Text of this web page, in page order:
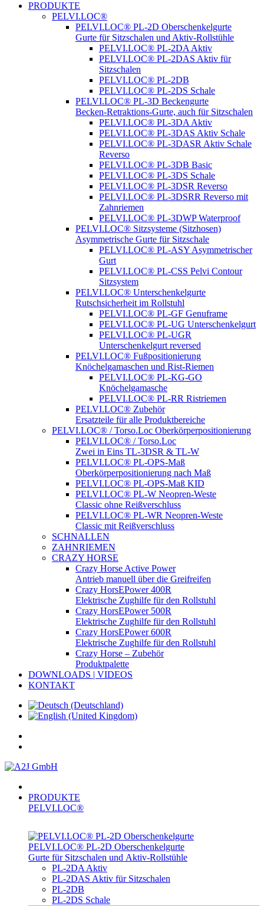
PRODUKTE
PELVI.LOC®
PELVI.LOC® PL-2D Oberschenkelgurte
Gurte für Sitzschalen und Aktiv-Rollstühle
PELVI.LOC® PL-2DA Aktiv
PELVI.LOC® PL-2DAS Aktiv für
Sitzschalen
PELVI.LOC® PL-2DB
PELVI.LOC® PL-2DS Schale
PELVI.LOC® PL-3D Beckengurte
Becken-Retraktions-Gurte, auch für Sitzschalen
PELVI.LOC® PL-3DA Aktiv
PELVI.LOC® PL-3DAS Aktiv Schale
PELVI.LOC® PL-3DASR Aktiv Schale
Reverso
PELVI.LOC® PL-3DB Basic
PELVI.LOC® PL-3DS Schale
PELVI.LOC® PL-3DSR Reverso
PELVI.LOC® PL-3DSRR Reverso mit
Zahnriemen
PELVI.LOC® PL-3DWP Waterproof
PELVI.LOC® Sitzsysteme (Sitzhosen)
Asymmetrische Gurte für Sitzschale
PELVI.LOC® PL-ASY Asymmetrischer
Gurt
PELVI.LOC® PL-CSS Pelvi Contour
Sitzsystem
PELVI.LOC® Unterschenkelgurte
Rutschsicherheit im Rollstuhl
PELVI.LOC® PL-GF Genuframe
PELVI.LOC® PL-UG Unterschenkelgurt
PELVI.LOC® PL-UGR
Unterschenkelgurt reversed
PELVI.LOC® Fußpositionierung
Knöchelgamaschen und Rist-Riemen
PELVI.LOC® PL-KG-GO
Knöchelgamasche
PELVI.LOC® PL-RR Ristriemen
PELVI.LOC® Zubehör
Ersatzteile für alle Produktbereiche
PELVI.LOC® / Torso.Loc Oberkörperpositionierung
PELVI.LOC® / Torso.Loc
Zwei in Eins TL-3DSR & TL-W
PELVI.LOC® PL-OPS-Maß
Oberkörperpositionierung nach Maß
PELVI.LOC® PL-OPS-Maß KID
PELVI.LOC® PL-W Neopren-Weste
Classic ohne Reißverschluss
PELVI.LOC® PL-WR Neopren-Weste
Classic mit Reißverschluss
SCHNALLEN
ZAHNRIEMEN
CRAZY HORSE
Crazy Horse Active Power
Antrieb manuell über die Greifreifen
Crazy HorsEPower 400R
Elektrische Zughilfe für den Rollstuhl
Crazy HorsEPower 500R
Elektrische Zughilfe für den Rollstuhl
Crazy HorsEPower 600R
Elektrische Zughilfe für den Rollstuhl
Crazy Horse – Zubehör
Produktpalette
DOWNLOADS | VIDEOS
KONTAKT
PRODUKTE
PELVI.LOC®
PELVI.LOC® PL-­2D Oberschenkelgurte
Gurte für Sitzschalen und Aktiv-Rollstühle
PL-2DA Aktiv
PL-2DAS Aktiv für Sitzschalen
PL-2DB
PL-2DS Schale